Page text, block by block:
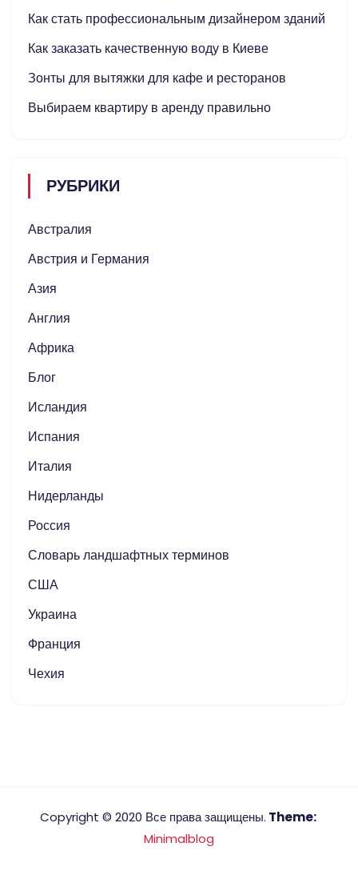
Как стать профессиональным дизайнером зданий
Как заказать качественную воду в Киеве
Зонты для вытяжки для кафе и ресторанов
Выбираем квартиру в аренду правильно
РУБРИКИ
Австралия
Австрия и Германия
Азия
Англия
Африка
Блог
Исландия
Испания
Италия
Нидерланды
Россия
Словарь ландшафтных терминов
США
Украина
Франция
Чехия
Copyright © 2020 Все права защищены. Theme:
Minimalblog